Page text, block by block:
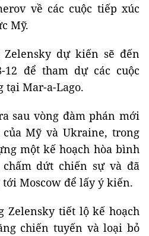
về các cuộc tiếp xúc
Mỹ.
Zelensky dự kiến ​​sẽ đến
12 để tham dự các cuộc
tại Mar-a-Lago.
sau vòng đàm phán mới
Mỹ và Ukraine, trong
một kế hoạch hòa bình
dứt chiến sự và đã
Moscow để lấy ý kiến.
Zelensky tiết lộ kế hoạch
chiến tuyến và loại bỏ